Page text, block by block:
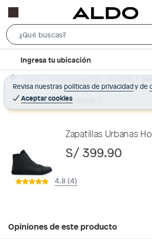
e
r
c
B
r
c
t
Ingresa tu ubicación
Revisa nuestras políticas de privacidadyde
Aceptar cookies
Home Calzado y zapatillas - Zapatillas
Producto sin stock :(
Zapatillas Urbanas
S/ 399.90
4.8 (4)
Opiniones de este producto